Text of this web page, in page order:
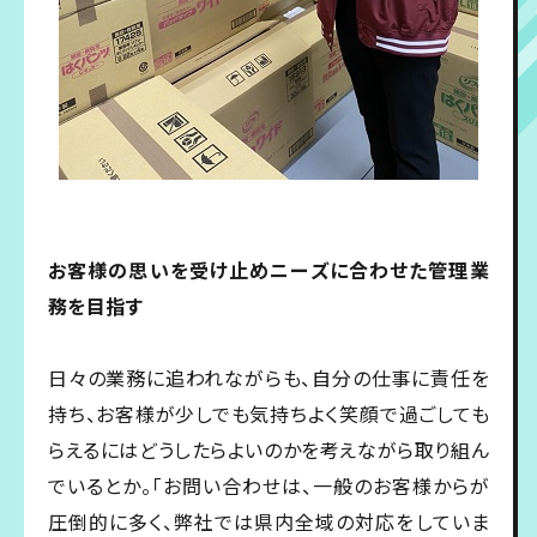
お客様の思いを受け止めニーズに合わせた管理業
務を目指す
日々の業務に追われながらも、自分の仕事に責任を
持ち、お客様が少しでも気持ちよく笑顔で過ごしても
らえるにはどうしたらよいのかを考えながら取り組ん
でいるとか。「お問い合わせは、一般のお客様からが
圧倒的に多く、弊社では県内全域の対応をしていま